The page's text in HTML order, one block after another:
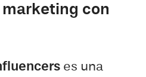
con
es una